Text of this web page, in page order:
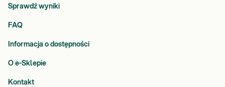
Sprawdź wyniki
FAQ
Informacja o dostępności
O e-Sklepie
Kontakt